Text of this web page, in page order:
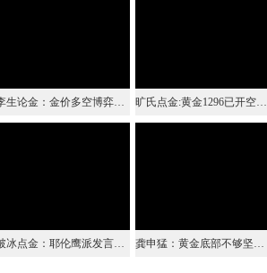
李生论金：金价多空博弈正胶着 油价今日逢低做多看上升 旷氏点金:黄金1296已开空继续看新低 原油低多继续
破冰点金：耶伦鹰派发言助涨美元 避险情绪消退黄金下跌成常态 龚申猛：黄金底部不够坚实 还需回撤确认